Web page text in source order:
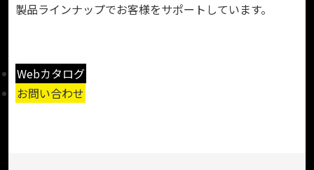
製品ラインナップでお客様をサポートしています。
Webカタログ
お問い合わせ